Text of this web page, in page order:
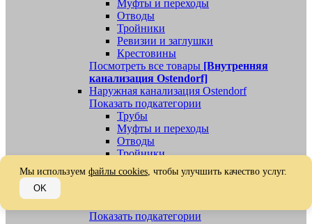
Муфты и переходы
Отводы
Тройники
Ревизии и заглушки
Крестовины
Посмотреть все товары [Внутренняя
канализация Ostendorf]
Наружная канализация Ostendorf
Показать подкатегории
Трубы
Муфты и переходы
Отводы
Тройники
Ревизии, заглушки, обратные клапаны
Посмотреть все товары[Наружная
Показать подкатегории
Мы используем файлы cookies, чтобы улучшить качество услуг.
OK